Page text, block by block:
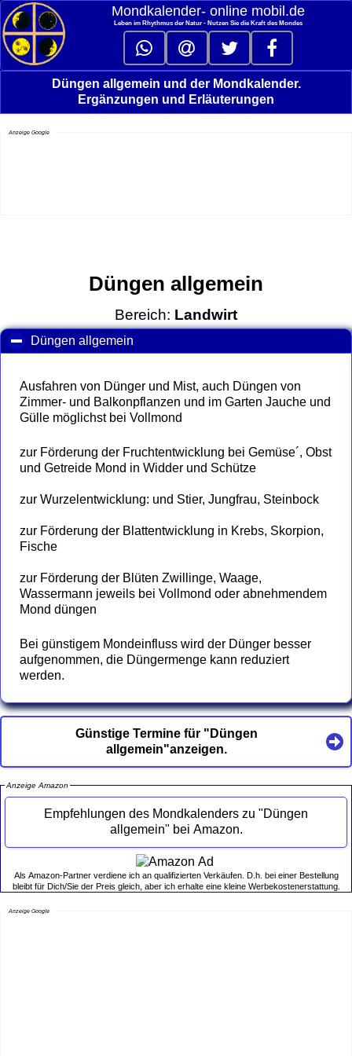
Mondkalender‑ online mobil.de
Leben im Rhythmus der Natur - Nutzen Sie die Kraft des Mondes
Düngen allgemein und der Mondkalender.
Ergänzungen und Erläuterungen
Anzeige Google
Düngen allgemein
Bereich: Landwirt
Düngen allgemein
Ausfahren von Dünger und Mist, auch Düngen von
Zimmer- und Balkonpflanzen und im Garten Jauche und
Gülle möglichst bei Vollmond
zur Förderung der Fruchtentwicklung bei Gemüse´, Obst
und Getreide Mond in Widder und Schütze
zur Wurzelentwicklung: und Stier, Jungfrau, Steinbock
zur Förderung der Blattentwicklung in Krebs, Skorpion,
Fische
zur Förderung der Blüten Zwillinge, Waage,
Wassermann jeweils bei Vollmond oder abnehmendem
Mond düngen
Bei günstigem Mondeinfluss wird der Dünger besser
aufgenommen, die Düngermenge kann reduziert
werden.
Günstige Termine für "Düngen
allgemein"anzeigen.
Anzeige Amazon
Empfehlungen des Mondkalenders zu "Düngen
allgemein" bei Amazon.
Als Amazon-Partner verdiene ich an qualifizierten Verkäufen. D.h. bei einer Bestellung
bleibt für Dich/Sie der Preis gleich, aber ich erhalte eine kleine Werbekostenerstattung.
Anzeige Google